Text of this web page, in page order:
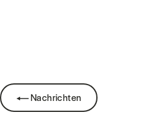
Nachrichten